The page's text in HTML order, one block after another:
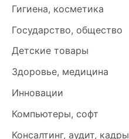
Гигиена, косметика
Государство, общество
Детские товары
Здоровье, медицина
Инновации
Компьютеры, софт
Консалтинг, аудит, кадры